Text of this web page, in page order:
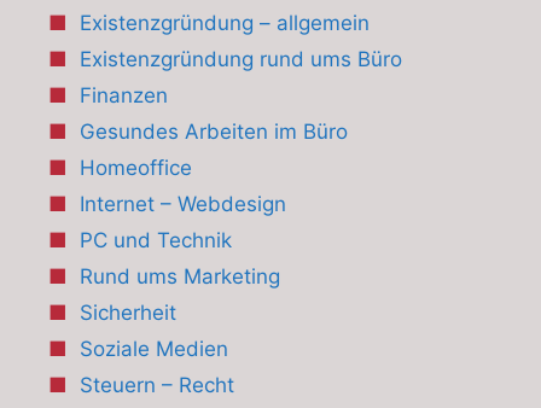
Existenzgründung – allgemein
Existenzgründung rund ums Büro
Finanzen
Gesundes Arbeiten im Büro
Homeoffice
Internet – Webdesign
PC und Technik
Rund ums Marketing
Sicherheit
Soziale Medien
Steuern – Recht